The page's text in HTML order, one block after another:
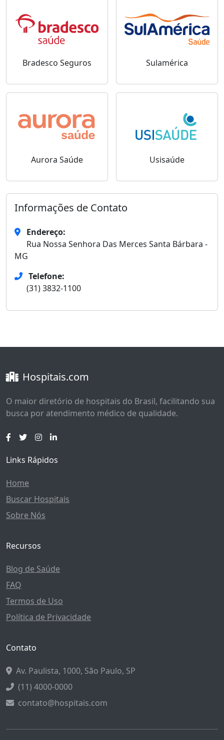
Bradesco Seguros Sulamérica
Aurora Saúde Usisaúde
Informações de Contato
Endereço:
Rua Nossa Senhora Das Merces Santa Bárbara -
MG
Telefone:
(31) 3832-1100
Hospitais.com
O maior diretório de hospitais do Brasil, facilitando sua
busca por atendimento médico de qualidade.
Links Rápidos
Home
Buscar Hospitais
Sobre Nós
Recursos
Blog de Saúde
FAQ
Termos de Uso
Política de Privacidade
Contato
Av. Paulista, 1000, São Paulo, SP
(11) 4000-0000
contato@hospitais.com